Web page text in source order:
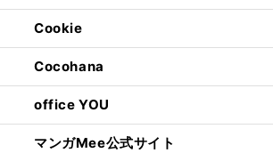
Cookie
Cocohana
office YOU
マンガMee公式サイト